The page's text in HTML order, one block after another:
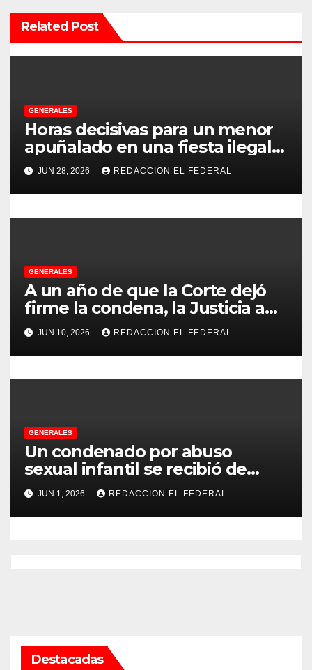
ó
n
e
e
n
t
r
d
a
s
Related Post
GENERALES
Horas decisivas para un menor
apuñalado en una fiesta ilegal
con más de 500 asistentes en
Chilecito
JUN 28, 2026 REDACCION EL FEDERAL
GENERALES
A un año de que la Corte dejó
firme la condena, la Justicia aún
no pudo decomisarle ni un peso
a CFK
JUN 10, 2026 REDACCION EL FEDERAL
GENERALES
Un condenado por abuso
sexual infantil se recibió de
psicopedagogo dentro del
Servicio Penitenciario de La
Rioja
JUN 1, 2026 REDACCION EL FEDERAL
Destacadas